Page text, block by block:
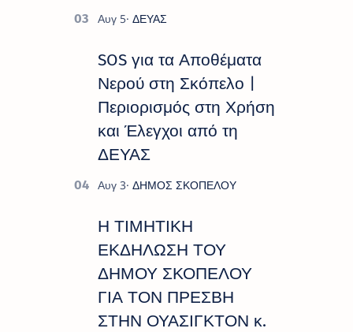
SOS για τα Αποθέματα
Νερού στη Σκόπελο |
Περιορισμός στη Χρήση
και Έλεγχοι από τη
ΔΕΥΑΣ
Η ΤΙΜΗΤΙΚΗ
ΕΚΔΗΛΩΣΗ ΤΟΥ
ΔΗΜΟΥ ΣΚΟΠΕΛΟΥ
ΓΙΑ ΤΟΝ ΠΡΕΣΒΗ
ΣΤΗΝ ΟΥΑΣΙΓΚΤΟΝ κ.